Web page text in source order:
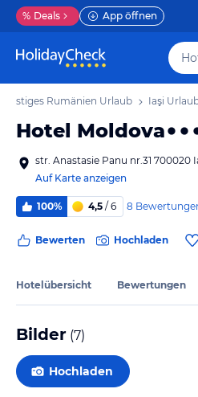
% Deals App öffnen
Rumänien Urlaub Iaşi
Hotel Moldova
str. Anastasie Panu nr.31 700020
Auf Karte anzeigen
100% 4,5 / 6 8
Bewerten Hochladen
Hotelübersicht Bewertungen
Bilder (7)
Hochladen